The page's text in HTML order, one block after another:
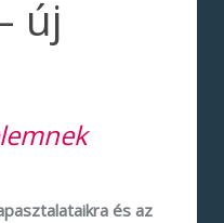
új
és az